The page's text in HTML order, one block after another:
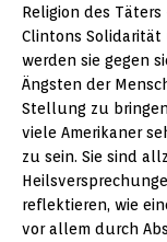
Religion des
Clintons
werden sie gegen
Ängsten der
Stellung zu
viele Amerikaner
zu sein. Sie sind
reflektieren, wie
vor allem durch